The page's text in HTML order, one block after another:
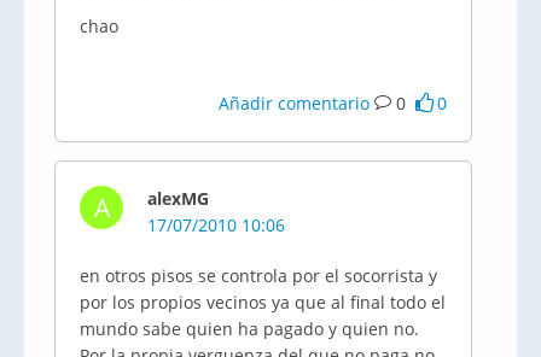
chao
Añadir comentario 0 0
A
alexMG
17/07/2010 10:06
en otros pisos se controla por el socorrista y
por los propios vecinos ya que al final todo el
mundo sabe quien ha pagado y quien no.